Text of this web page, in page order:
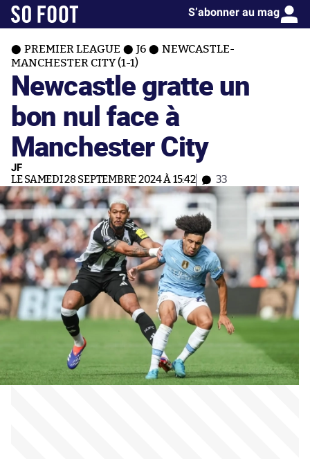
S’abonner au mag
PREMIER LEAGUE J6
NEWCASTLE-
MANCHESTER CITY (1-1)
Newcastle gratte un
bon nul face à
Manchester City
JF
LE SAMEDI 28 SEPTEMBRE 2024 À 15:42 33